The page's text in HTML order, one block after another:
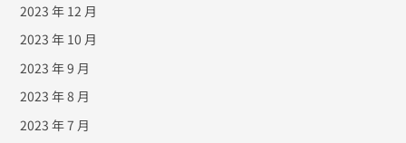
2023 年 12 月
2023 年 10 月
2023 年 9 月
2023 年 8 月
2023 年 7 月